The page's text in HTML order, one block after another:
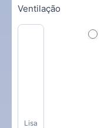
Ventilação
Lisa